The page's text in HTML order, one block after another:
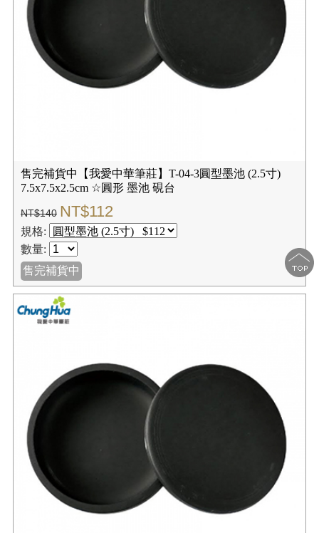
售完補貨中【我愛中華筆莊】T-04-3圓型墨池 (2.5寸)
7.5x7.5x2.5cm ☆圓形 墨池 硯台
NT$140 NT$112
規格:
數量:
售完補貨中